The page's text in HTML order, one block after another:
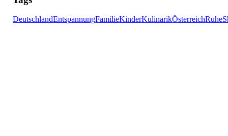
DeutschlandEntspannungFamilieKinderKulinarikÖsterreichRuhe